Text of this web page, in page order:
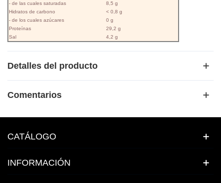
- de las cuales saturadas
8,5 g
Hidratos de carbono
< 0,8 g
- de los cuales azúcares
0 g
Proteínas
29,2 g
Sal
4,2 g
Detalles del producto
Comentarios
CATÁLOGO
INFORMACIÓN